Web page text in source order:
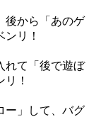
後から「あのゲ
リ！
れて「後で遊ぼ
！
ー」して、バグ